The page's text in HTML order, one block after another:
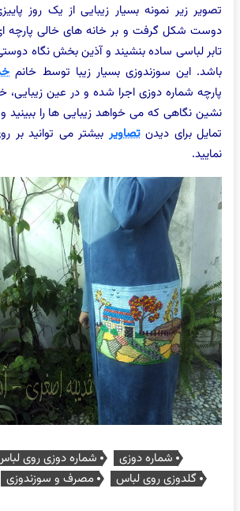
تصویر زیر نمونه بسیار زیبایی از یک روز
دوست شکل گرفت و بر خانه های خالی پارچه
تابر لباسی ساده بنشیند و آذین بخش نگاه
باشد. این سوزندوزی بسیار زیبا توسط خانم
پارچه شماره دوزی اجرا شده و در عین
نشین نگاهی که می خواهد زیبایی ها را
تمایل برای دیدنتصاویر بیشتر می توانید بر
نمایید.
شماره دوزی شماره دوزی روی
گلدوزی روی لباس
مصرف و سوزندوزی